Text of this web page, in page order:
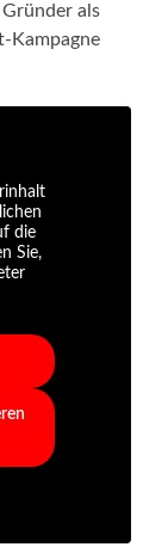
als
Kampagne
die
Sie,